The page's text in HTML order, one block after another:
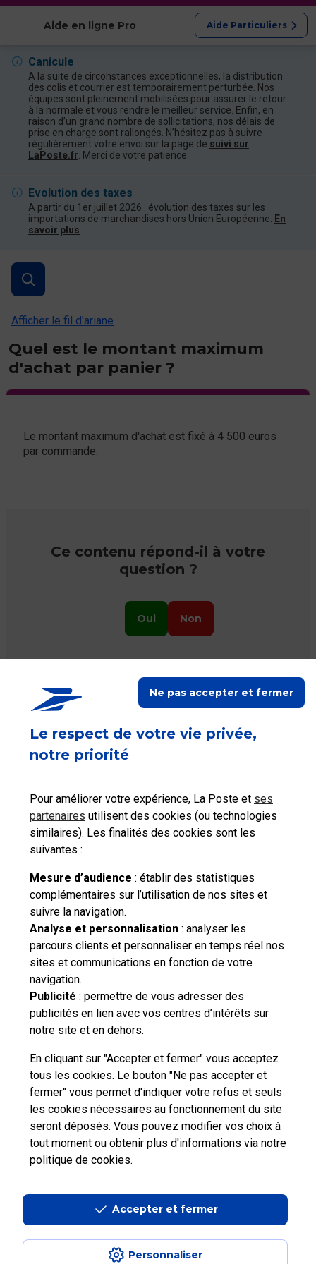
Le respect de votre vie privée,
notre priorité
Pour améliorer votre expérience, La Poste et ses
partenaires utilisent des cookies (ou technologies
similaires). Les finalités des cookies sont les
suivantes :
Mesure d’audience : établir des statistiques
complémentaires sur l’utilisation de nos sites et
suivre la navigation.
Analyse et personnalisation : analyser les
parcours clients et personnaliser en temps réel nos
sites et communications en fonction de votre
navigation.
Publicité : permettre de vous adresser des
publicités en lien avec vos centres d’intérêts sur
notre site et en dehors.
En cliquant sur "Accepter et fermer" vous acceptez
tous les cookies. Le bouton "Ne pas accepter et
fermer" vous permet d'indiquer votre refus et seuls
les cookies nécessaires au fonctionnement du site
seront déposés. Vous pouvez modifier vos choix à
tout moment ou obtenir plus d'informations via notre
politique de cookies.
Personnaliser
Ne pas accepter et fermer
Accepter et fermer
Aide en ligne Pro Aide Particuliers
Canicule
A la suite de circonstances exceptionnelles, la distribution
des colis et courrier est temporairement perturbée. Nos
équipes sont pleinement mobilisées pour assurer le retour
à la normale et vous rendre le meilleur service. Enfin, en
raison d’un grand nombre de sollicitations, nos délais de
prise en charge sont rallongés. N’hésitez pas à suivre
régulièrement votre envoi sur la page de suivi sur
LaPoste.fr . Merci de votre patience.
Evolution des taxes
A partir du 1er juillet 2026 : évolution des taxes sur les
importations de marchandises hors Union Européenne.
En
savoir plus
Afficher le fil d'ariane
Quel est le montant maximum
d'achat par panier ?
Le montant maximum d'achat est fixé à 4 500 euros
par commande.
Ce contenu répond-il à votre
question ?
Oui Non
Ceci peut vous aider
Espace client
Accéder à mon
Compte
Accéder à mes
achats
Besoin d'aide complémentaire ?
Vous n'avez pas trouvé de solution parmi nos FAQs,
vous souhaitez nous contacter ou déposer une
réclamation ?
contacter
Professionnels Entreprises et Collectivités
Plan du site